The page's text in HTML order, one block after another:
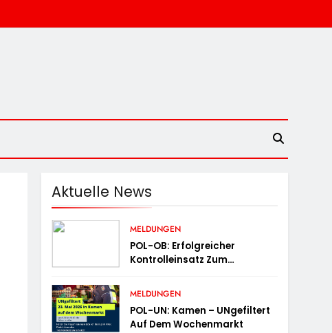
Aktuelle News
MELDUNGEN
POL-OB: Erfolgreicher
Kontrolleinsatz Zum
MELDUNGEN
POL-UN: Kamen – UNgefiltert
Auf Dem Wochenmarkt